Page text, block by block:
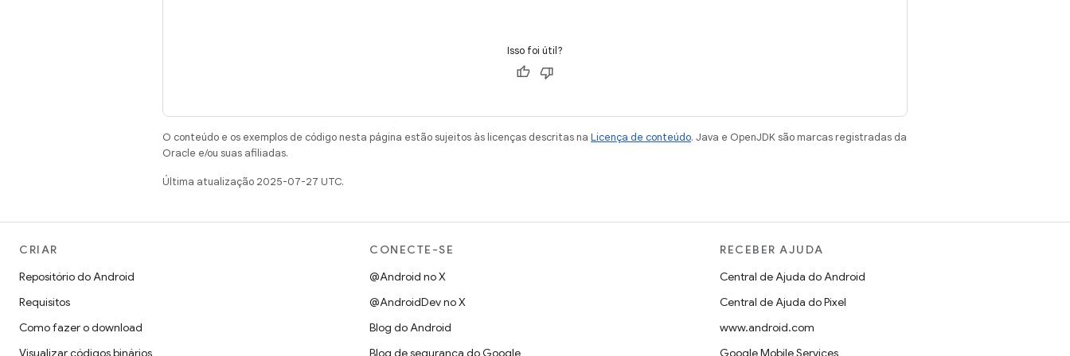
Isso foi útil?
O conteúdo e os exemplos de código nesta página estão sujeitos às licenças descritas na Licença de conteúdo. Java e OpenJDK são marcas registradas da
Oracle e/ou suas afiliadas.
Última atualização 2025-07-27 UTC.
CRIAR
Repositório do Android
Requisitos
Como fazer o download
Visualizar códigos binários
CONECTE-SE
@Android no X
@AndroidDev no X
Blog do Android
Blog de segurança do Google
RECEBER AJUDA
Central de Ajuda do Android
Central de Ajuda do Pixel
www.android.com
Google Mobile Services